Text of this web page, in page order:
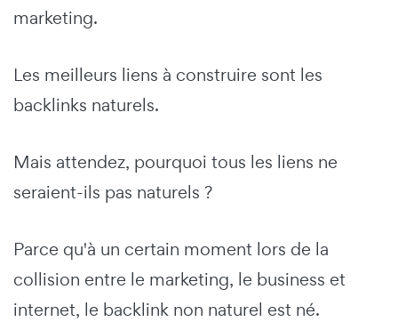
marketing.
Les meilleurs liens à construire sont les
backlinks naturels.
Mais attendez, pourquoi tous les liens ne
seraient-ils pas naturels ?
Parce qu'à un certain moment lors de la
collision entre le marketing, le business et
internet, le backlink non naturel est né.